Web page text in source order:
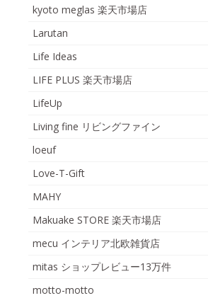
kyoto meglas 楽天市場店
Larutan
Life Ideas
LIFE PLUS 楽天市場店
LifeUp
Living fine リビングファイン
loeuf
Love-T-Gift
MAHY
Makuake STORE 楽天市場店
mecu インテリア北欧雑貨店
mitas ショップレビュー13万件
motto-motto